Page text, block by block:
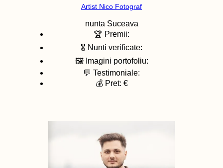
Artist Nico Fotograf
nunta Suceava
🏆 Premii:
🎖️ Nunti verificate:
🖼️ Imagini portofoliu:
💬 Testimoniale:
💰 Pret: €